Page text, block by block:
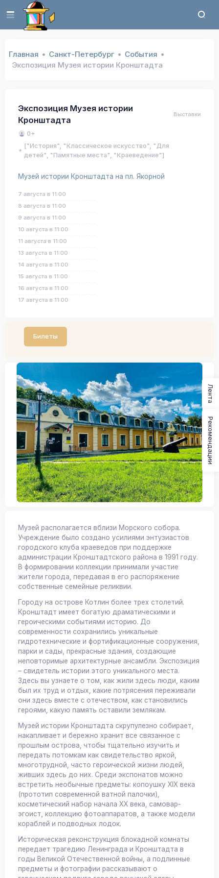
Главная Санкт-Петербург
События
Экспозиция Музея истории Кронштадта
Экспозиция Музея истории
Кронштадта
Выставки
0+
["История", "Классическое искусство", "Для
детей", "Памятные места", "Краеведение"]
Музей истории Кронштадта на пл. Якорной
7 августа в 11:00
8 августа в 11:00
9 августа в 11:00
10 августа в 11:00
11 августа в 11:00
13 августа в 11:00
14 августа в 11:00
15 августа в 11:00
16 августа в 11:00
17 августа в 11:00
Билеты
Музей располагается вблизи Морского собора.
Учреждение было создано усилиями энтузиастов
городского клуба краеведов при поддержке
администрации Кронштадтского района в 1991 году.
В формировании коллекции принимали участие
жители города, передавая в его распоряжение
собственные семейные реликвии.
Городу на острове Котлин более трех столетий.
Кронштадт имеет богатую драматическими и
героическими событиями историю. До
современности сохранились уникальные
гидротехнические и фортификационные сооружения,
парки и сады, прекрасные здания, создающие
неповторимые архитектурные ансамбли. Экспозиция
– свидетель истории этого уникального места.
Здесь вы узнаете о том, как жили здесь люди, каким
был их труд и отдых, какие потрясения переживали
они здесь вместе с отечеством, как становились
героями, какую память оставили землякам.
Музей истории Кронштадта скрупулезно собирает,
накапливает и бережно хранит все связанное с
прошлым острова, чтобы тщательно изучить и
передать потомкам как свидетельство яркой,
многотрудной, часто героической жизни людей,
живших здесь до них. Среди экспонатов можно
встретить необычные предметы: копоушку XIX века
(прототип современной ватной палочки),
косметический набор начала XX века, самовар-
эгоист, коллекцию фотоаппаратов, а также модели
кораблей и подводных лодок.
Историческая реконструкция блокадной комнаты
передает трагедию Ленинграда и Кронштадта в
годы Великой Отечественной войны, а подлинные
предметы и фотографии рассказывают о
Лента
Рекомендации